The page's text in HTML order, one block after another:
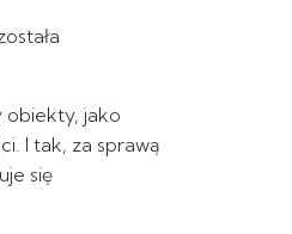
obiekty, jako
I tak, za sprawą
się